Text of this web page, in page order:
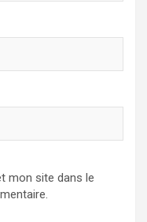
mon site dans le